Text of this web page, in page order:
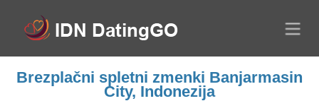
Brezplačni spletni zmenki Banjarmasin
City, Indonezija